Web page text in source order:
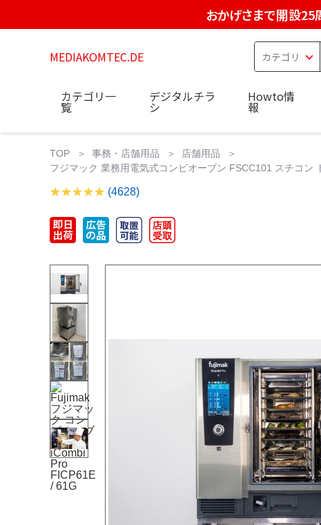
おかげさまで開設25
MEDIAKOMTEC.DE
カテゴリ一
覧
デジタルチラ
シ
Howto情
報
TOP 事務・店舗用品
店舗用品
フジマック 業務用電気式コンビオーブン FSCC101 スチコ
(4628)